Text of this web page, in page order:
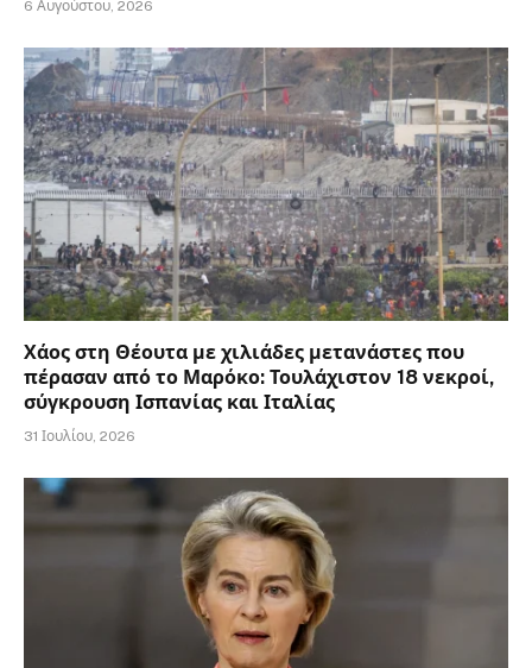
6 Αυγούστου, 2026
Χάος στη Θέουτα με χιλιάδες μετανάστες που
πέρασαν από το Μαρόκο: Τουλάχιστον 18 νεκροί,
σύγκρουση Ισπανίας και Ιταλίας
31 Ιουλίου, 2026